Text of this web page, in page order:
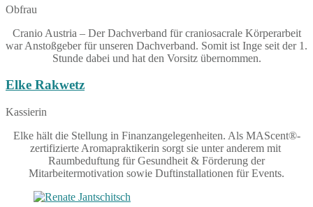
Obfrau
Cranio Austria – Der Dachverband für craniosacrale Körperarbeit
war Anstoßgeber für unseren Dachverband. Somit ist Inge seit der 1.
Stunde dabei und hat den Vorsitz übernommen.
Elke Rakwetz
Kassierin
Elke hält die Stellung in Finanzangelegenheiten. Als MAScent®-
zertifizierte Aromapraktikerin sorgt sie unter anderem mit
Raumbeduftung für Gesundheit & Förderung der
Mitarbeitermotivation sowie Duftinstallationen für Events.